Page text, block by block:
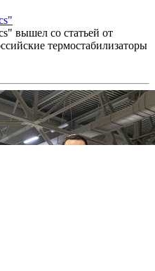
вышел со статьей от
термостабилизаторы